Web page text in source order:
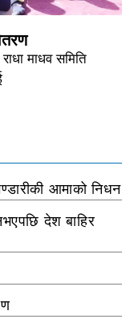
माधव समिति
आमाको निधन
देश बाहिर